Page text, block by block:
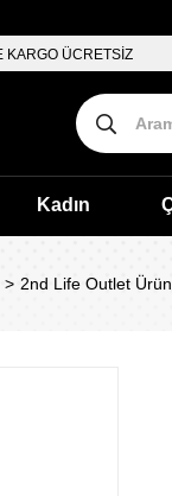
KARGO ÜCRETSİZ
Kadın
2nd Life Outlet